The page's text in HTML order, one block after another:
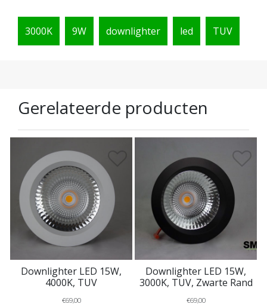
3000K 9W downlighter led TUV
Gerelateerde producten
Downlighter LED 15W,
4000K, TUV
€69,00
Downlighter LED 15W,
3000K, TUV, Zwarte Rand
€69,00